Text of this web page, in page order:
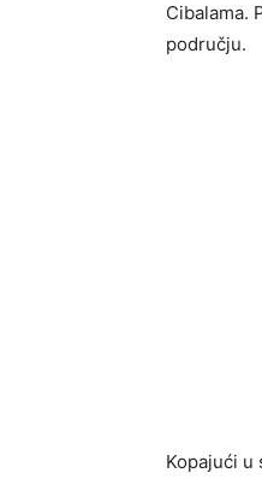
Cibalama.
području.
Kopajući u